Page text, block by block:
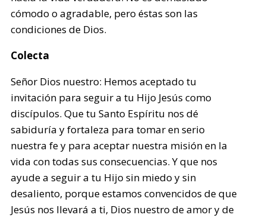
cómodo o agradable, pero éstas son las
condiciones de Dios.
Colecta
Señor Dios nuestro: Hemos aceptado tu
invitación para seguir a tu Hijo Jesús como
discípulos. Que tu Santo Espíritu nos dé
sabiduría y fortaleza para tomar en serio
nuestra fe y para aceptar nuestra misión en la
vida con todas sus consecuencias. Y que nos
ayude a seguir a tu Hijo sin miedo y sin
desaliento, porque estamos convencidos de que
Jesús nos llevará a ti, Dios nuestro de amor y de